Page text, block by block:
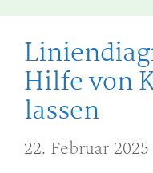
Hilfe von
lassen
22. Februar 2025